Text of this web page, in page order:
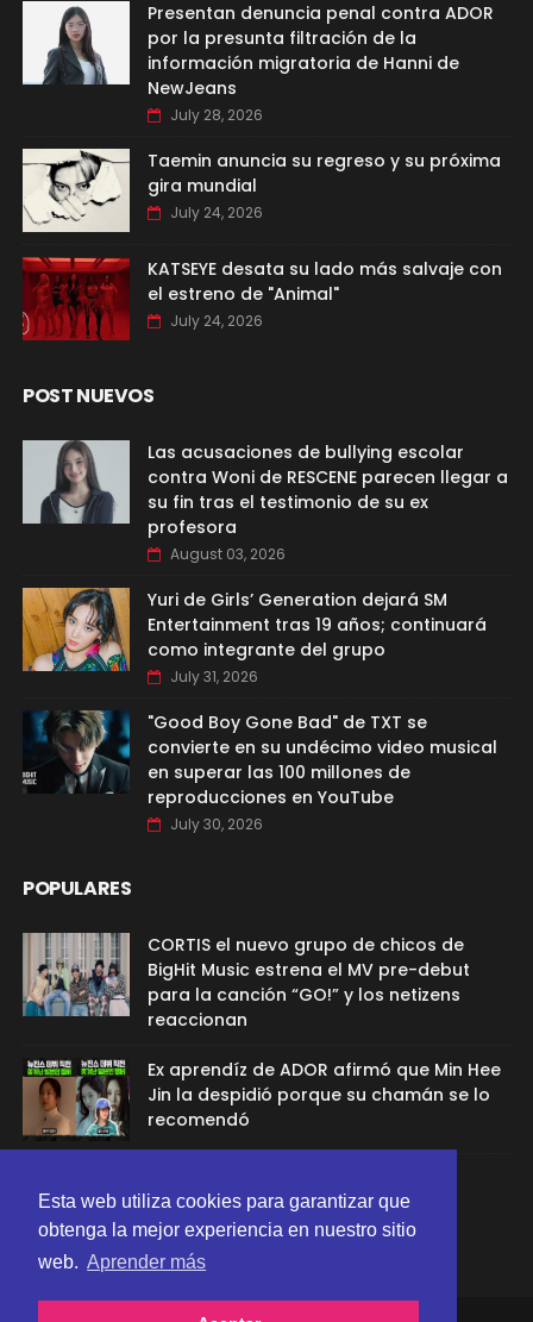
Esta web utiliza cookies para garantizar que
obtenga la mejor experiencia en nuestro sitio
web. Aprender más
Presentan denuncia penal contra ADOR
por la presunta filtración de la
información migratoria de Hanni de
NewJeans
July 28, 2026
Taemin anuncia su regreso y su próxima
gira mundial
July 24, 2026
KATSEYE desata su lado más salvaje con
el estreno de "Animal"
July 24, 2026
POST NUEVOS
Las acusaciones de bullying escolar
contra Woni de RESCENE parecen llegar a
su fin tras el testimonio de su ex
profesora
August 03, 2026
Yuri de Girls’ Generation dejará SM
Entertainment tras 19 años; continuará
como integrante del grupo
July 31, 2026
"Good Boy Gone Bad" de TXT se
convierte en su undécimo video musical
en superar las 100 millones de
reproducciones en YouTube
July 30, 2026
POPULARES
CORTIS el nuevo grupo de chicos de
BigHit Music estrena el MV pre-debut
para la canción “GO!” y los netizens
reaccionan
Ex aprendíz de ADOR afirmó que Min Hee
Jin la despidió porque su chamán se lo
recomendó
relación con G-Dragon